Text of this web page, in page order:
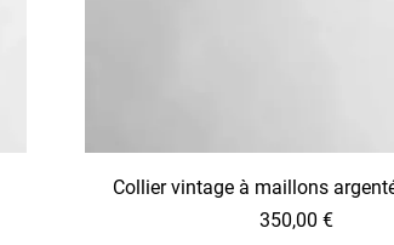
Collier vintage à maillons
350,00€